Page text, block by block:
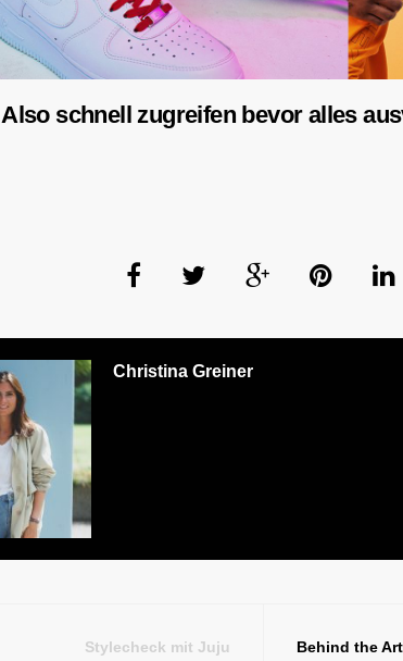
Also schnell zugreifen bevor alles
Christina Greiner
Stylecheck mit Juju Behind the